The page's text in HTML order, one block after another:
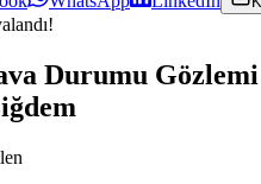
Durumu Gözlemi